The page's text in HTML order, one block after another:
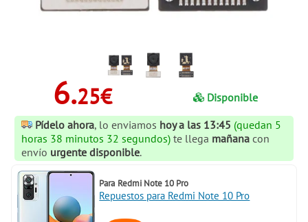
6.25€
Disponible
Pídelo ahora, lo enviamos hoy a las 13:45 (quedan 5
horas 38 minutos 32 segundos) te llega mañana con
envío urgente disponible.
Para Redmi Note 10 Pro
Repuestos para Redmi Note 10 Pro